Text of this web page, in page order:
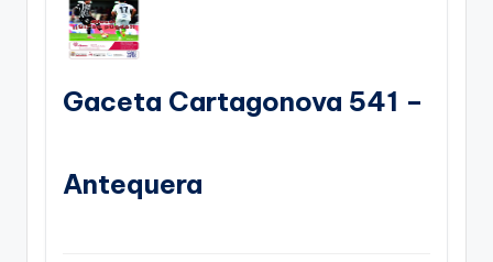
Gaceta Cartagonova 541 –
Antequera